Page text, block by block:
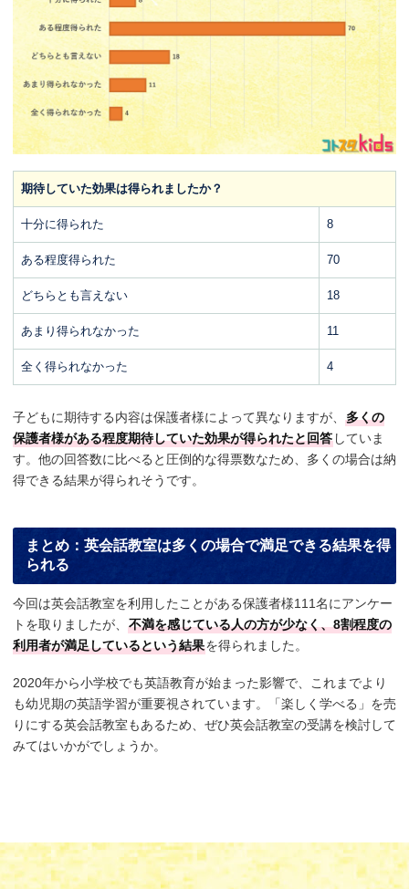
期待していた効果は得られましたか？
十分に得られた 8
ある程度得られた 70
どちらとも言えない 18
あまり得られなかった 11
全く得られなかった 4
子どもに期待する内容は保護者様によって異なりますが、 多くの
保護者様がある程度期待していた効果が得られたと回答 していま
す。他の回答数に比べると圧倒的な得票数なため、多くの場合は納
得できる結果が得られそうです。
まとめ：英会話教室は多くの場合で満足できる結果を得
られる
今回は英会話教室を利用したことがある保護者様111名にアンケー
トを取りましたが、 不満を感じている人の方が少なく、8割程度の
利用者が満足しているという結果を得られました。
2020年から小学校でも英語教育が始まった影響で、これまでより
も幼児期の英語学習が重要視されています。「楽しく学べる」を売
りにする英会話教室もあるため、ぜひ英会話教室の受講を検討して
みてはいかがでしょうか。